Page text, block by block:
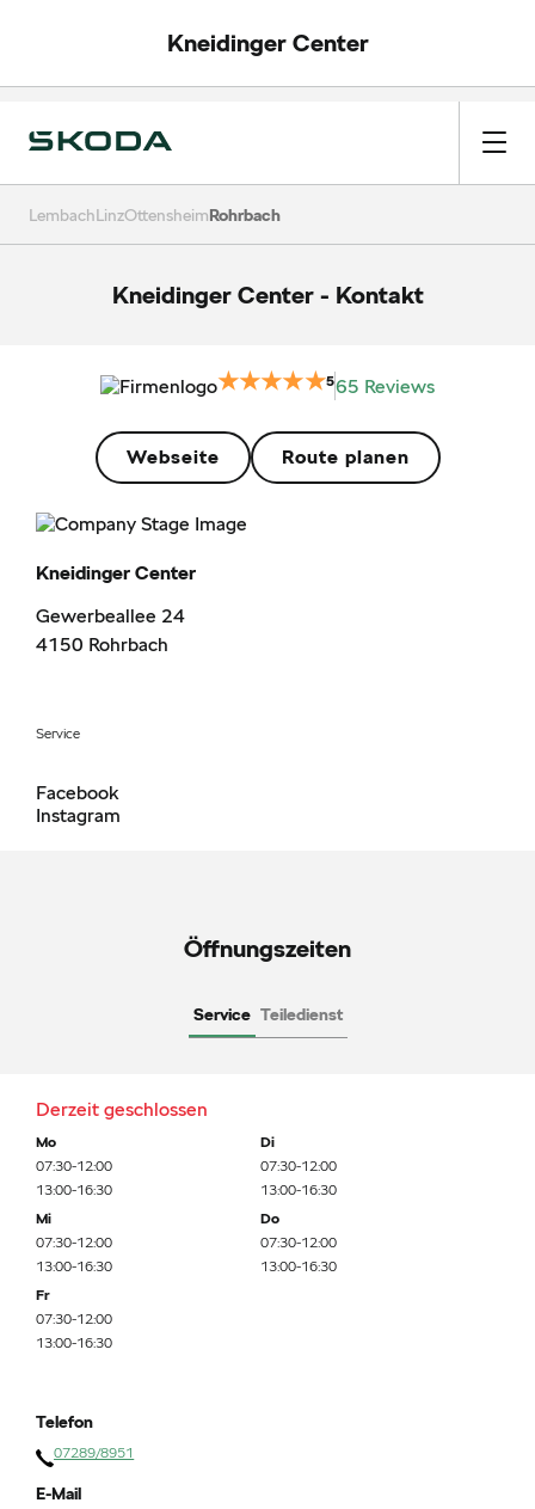
Kneidinger Center
LembachLinzOttensheimRohrbach
Kneidinger Center- Kontakt
565 Reviews
Webseite Route planen
Kneidinger Center
Gewerbeallee 24
4150 Rohrbach
Service
Facebook
Instagram
Öffnungszeiten
Service Teiledienst
Derzeit geschlossen
Mo
07:30-12:00
13:00-16:30
Di
07:30-12:00
13:00-16:30
Mi
07:30-12:00
13:00-16:30
Do
07:30-12:00
13:00-16:30
Fr
07:30-12:00
13:00-16:30
Telefon
07289/8951
E-Mail